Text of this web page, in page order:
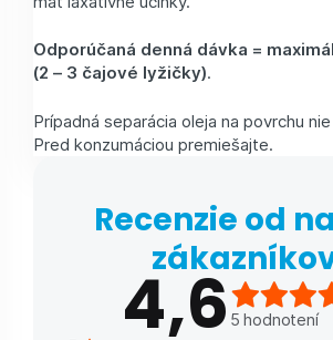
Odporúčaná denná dávka =
(2 – 3 čajové lyžičky).
Prípadná separácia oleja na povrchu
Pred konzumáciou premiešajte.
Recenzie od
4,6 5 hodnotení